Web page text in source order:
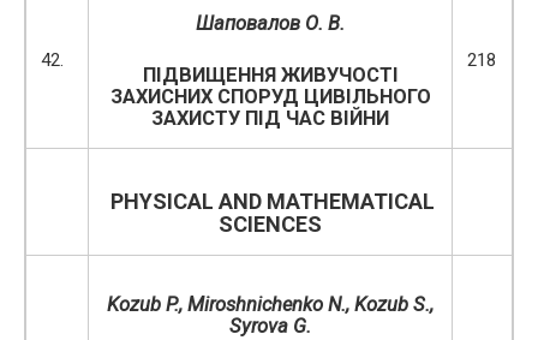
42.
Шаповалов О. В.
ПІДВИЩЕННЯ ЖИВУЧОСТІ
ЗАХИСНИХ СПОРУД ЦИВІЛЬНОГО
ЗАХИСТУ ПІД ЧАС ВІЙНИ
218
PHYSICAL AND MATHEMATICAL
SCIENCES
Kozub P., Miroshnichenko N., Kozub S.,
Syrova G.